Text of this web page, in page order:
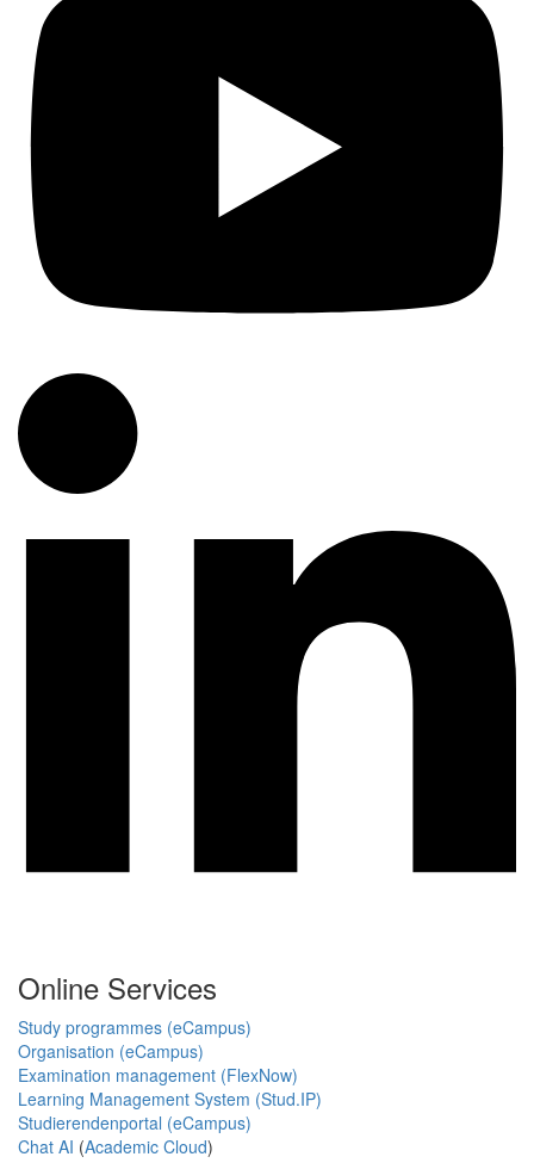
Online Services
Study programmes (eCampus)
Organisation (eCampus)
Examination management (FlexNow)
Learning Management System (Stud.IP)
Studierendenportal (eCampus)
Chat AI (Academic Cloud)